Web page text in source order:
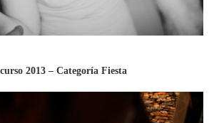
2013 – Categoría Fiesta